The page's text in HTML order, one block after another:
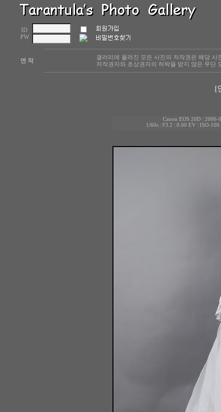
ID
PW
연 작
갤러리에 올려진 모든 사진의 저작권은 해당
저작권자와 초상권자의 허락을 받지 않은 무단
[
Canon EOS 20D| 2006-
1/60s| F3.2 0.00 EV| ISO-100